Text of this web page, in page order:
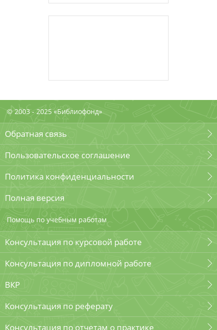
© 2003 - 2025 «Библиофонд»
Обратная связь
Пользовательское соглашение
Политика конфиденциальности
Полная версия
Помощь по учебным работам
Консультация по курсовой работе
Консультация по дипломной работе
ВКР
Консультация по реферату
Консультация по отчетам о практике